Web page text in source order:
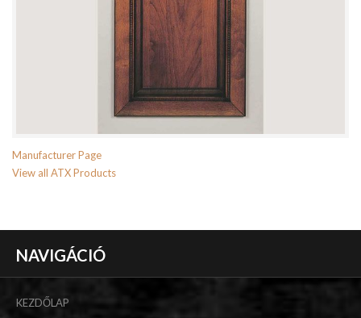
Manufacturer Page
View all ATX Products
NAVIGÁCIÓ
KEZDŐLAP